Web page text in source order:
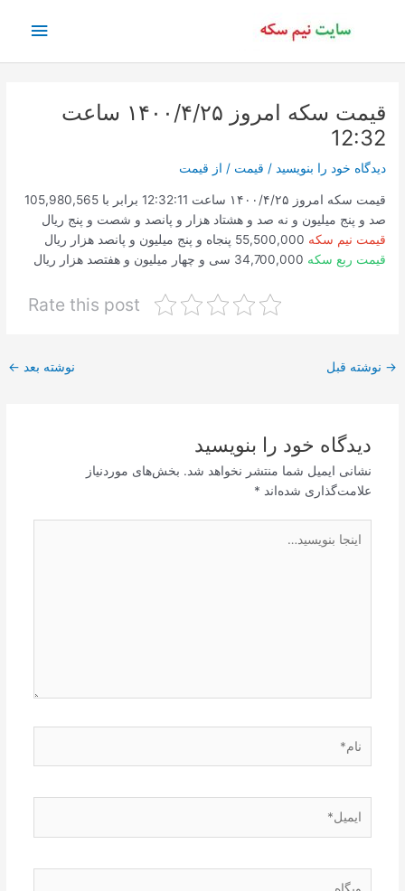
اصلی
قیمت سکه امروز ۱۴۰۰/۴/۲۵ ساعت
12:32
دیدگاه‌ خود را بنویسید / قیمت / از قیمت
قیمت سکه امروز ۱۴۰۰/۴/۲۵ ساعت 12:32:11 برابر با 105,980,565
صد و پنج میلیون و نه صد و هشتاد هزار و پانصد و شصت و پنج ریال
قیمت نیم سکه 55,500,000 پنجاه و پنج میلیون و پانصد هزار ریال
قیمت ربع سکه 34,700,000 سی و چهار میلیون و هفتصد هزار ریال
Rate this post
پیمایش
→ نوشته قبل نوشته بعد ←
دیدگاه‌ خود را بنویسید
نشانی ایمیل شما منتشر نخواهد شد. بخش‌های موردنیاز
علامت‌گذاری شده‌اند *
بنویسید…